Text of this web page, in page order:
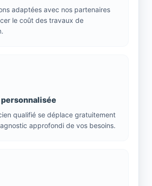
adaptées avec nos partenaires
le coût des travaux de
qualifié se déplace gratuitement
approfondi de vos besoins.